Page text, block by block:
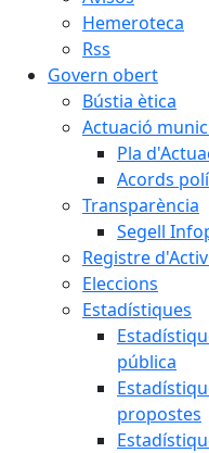
Hemeroteca
Rss
Govern obert
Bústia ètica
Actuació
Pla
Acords
Transparència
Segell
Registre
Eleccions
Estadístiques
pública
propostes